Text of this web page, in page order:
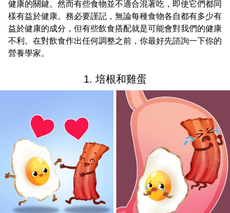
健康的關鍵。然而有些食物並不適合混著吃，即使它們都同
樣有益於健康。務必要謹記，無論每種食物各自都有多少有
益於健康的成分，但有些飲食搭配就是可能會對我們的健康
不利。在對飲食作出任何調整之前，你最好先諮詢一下你的
營養學家。
1. 培根和雞蛋